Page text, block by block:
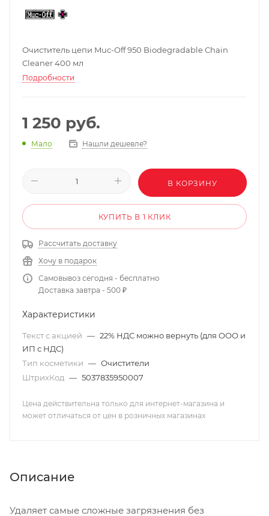
Очиститель цепи Muc-Off 950 Biodegradable Chain
Cleaner 400 мл
Подробности
1 250 руб.
Мало Нашли дешевле?
В КОРЗИНУ
КУПИТЬ В 1 КЛИК
Рассчитать доставку
Хочу в подарок
Самовывоз сегодня - бесплатно
Доставка завтра - 500 ₽
Характеристики
Текст с акцией — 22% НДС можно вернуть (для ООО и
ИП с НДС)
Тип косметики — Очистители
ШтрихКод — 5037835950007
Цена действительна только для интернет-магазина и
может отличаться от цен в розничных магазинах
Описание
Удаляет самые сложные загрязнения без